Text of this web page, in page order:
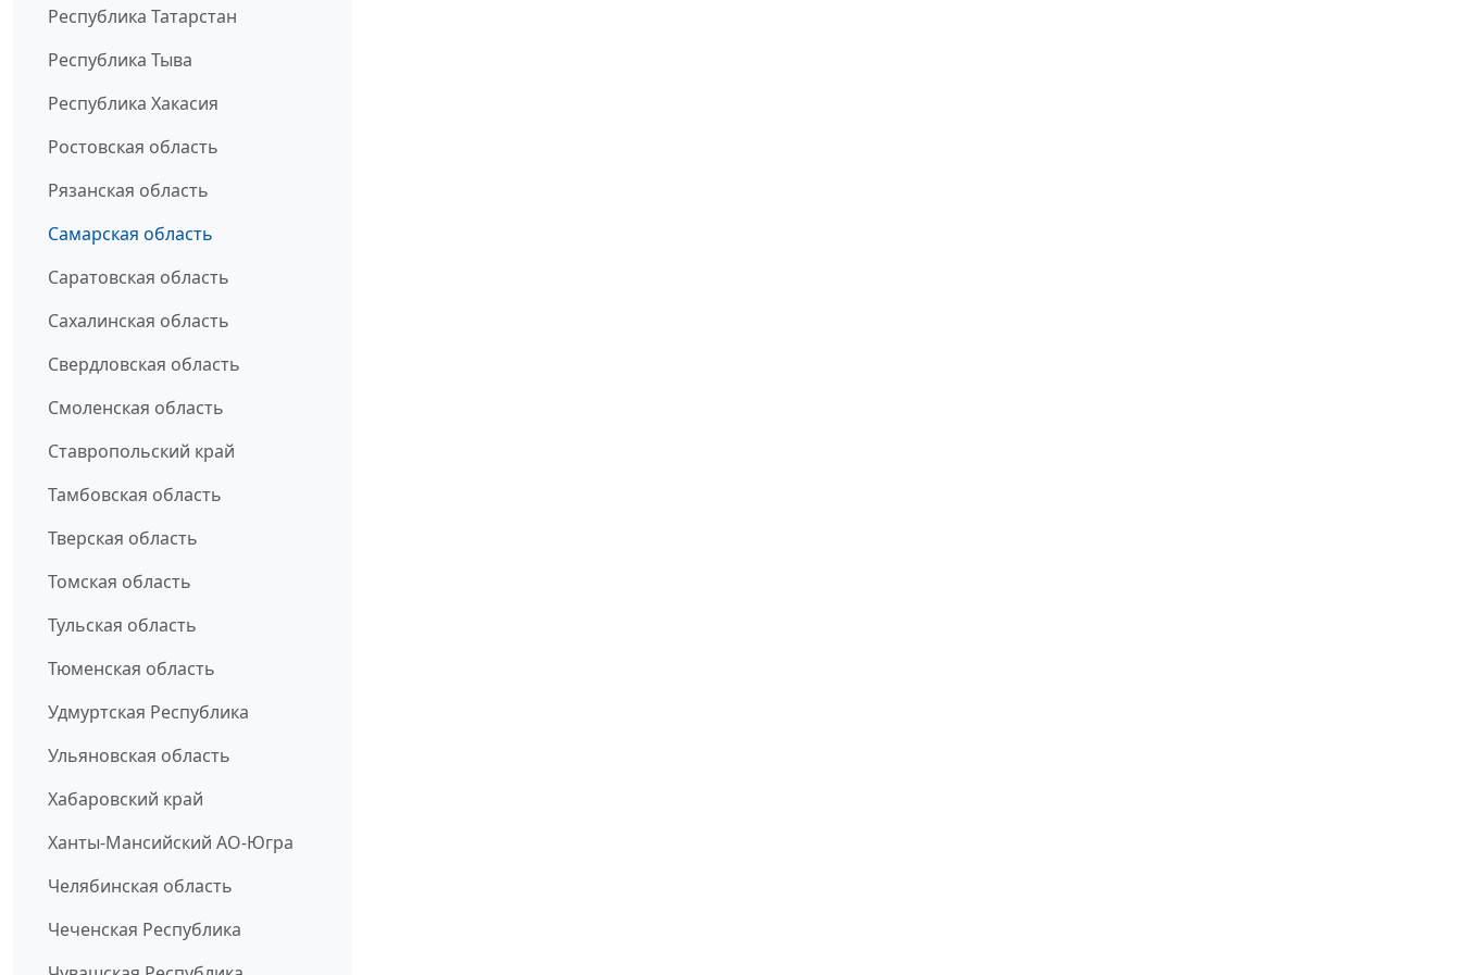
Республика Татарстан
Республика Тыва
Республика Хакасия
Ростовская область
Рязанская область
Самарская область
Саратовская область
Сахалинская область
Свердловская область
Смоленская область
Ставропольский край
Тамбовская область
Тверская область
Томская область
Тульская область
Тюменская область
Удмуртская Республика
Ульяновская область
Хабаровский край
Ханты-Мансийский АО-Югра
Челябинская область
Чеченская Республика